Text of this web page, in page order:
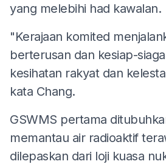
yang melebihi had kawalan.
"Kerajaan komited
berterusan dan kesiap-
kesihatan rakyat dan
kata Chang.
GSWMS pertama
memantau air radioaktif
dilepaskan dari loji kuasa